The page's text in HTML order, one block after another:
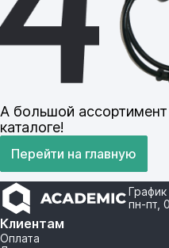
А большой
каталоге!
Перейти на главную
пн-пт,
Клиентам
Оплата